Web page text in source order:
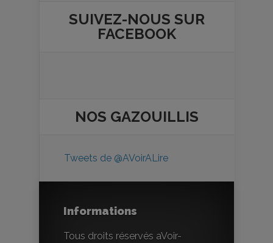
SUIVEZ-NOUS SUR
FACEBOOK
NOS GAZOUILLIS
Tweets de @AVoirALire
Informations
Tous droits réservés aVoir-